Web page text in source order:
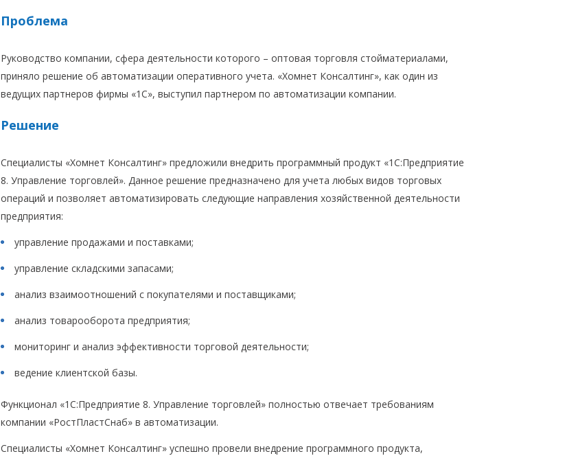
Проблема
Руководство компании, сфера деятельности которого – оптовая торговля стойматериалами,
приняло решение об автоматизации оперативного учета. «Хомнет Консалтинг», как один из
ведущих партнеров фирмы «1С», выступил партнером по автоматизации компании.
Решение
Специалисты «Хомнет Консалтинг» предложили внедрить программный продукт «1С:Предприятие
8. Управление торговлей». Данное решение предназначено для учета любых видов торговых
операций и позволяет автоматизировать следующие направления хозяйственной деятельности
предприятия:
управление продажами и поставками;
управление складскими запасами;
анализ взаимоотношений с покупателями и поставщиками;
анализ товарооборота предприятия;
мониторинг и анализ эффективности торговой деятельности;
ведение клиентской базы.
Функционал «1С:Предприятие 8. Управление торговлей» полностью отвечает требованиям
компании «РостПластСнаб» в автоматизации.
Специалисты «Хомнет Консалтинг» успешно провели внедрение программного продукта,